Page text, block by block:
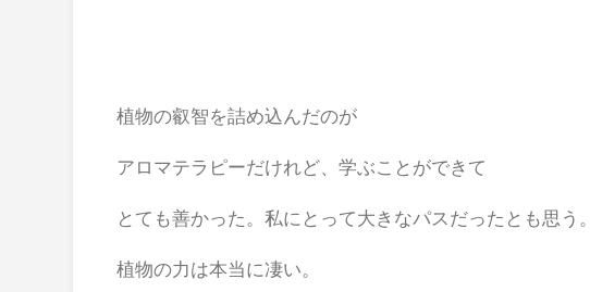
植物の叡智を詰め込んだのが
アロマテラピーだけれど、学ぶことができて
とても善かった。私にとって大きなパスだったとも思う。
植物の力は本当に凄い。